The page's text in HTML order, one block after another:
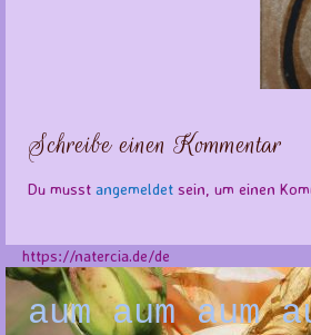
Schreibe einen Kommentar
Du musst angemeldet sein, um einen
https://natercia.de/de
aum aum aum